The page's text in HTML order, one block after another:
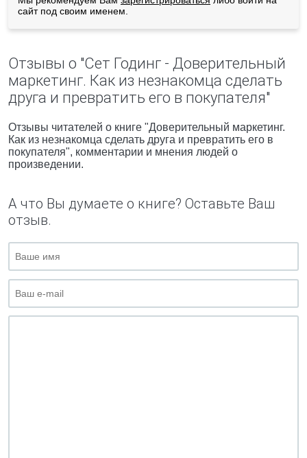
сайт под своим именем.
Отзывы о "Сет Годинг - Доверительный
маркетинг. Как из незнакомца сделать
друга и превратить его в покупателя"
Отзывы читателей о книге "Доверительный маркетинг.
Как из незнакомца сделать друга и превратить его в
покупателя", комментарии и мнения людей о
произведении.
А что Вы думаете о книге? Оставьте Ваш
отзыв.